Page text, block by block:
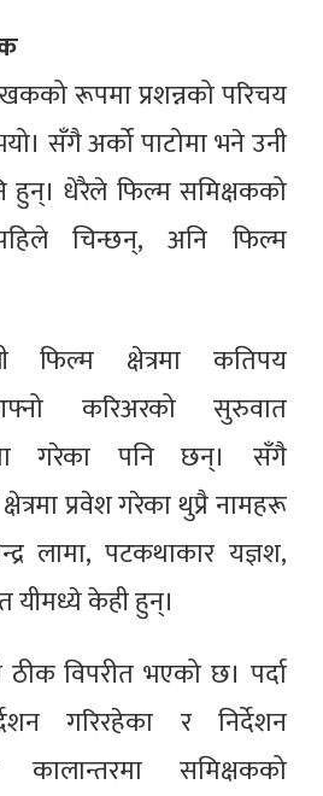
रूपमा प्रशन्नको परिचय
सँगै अर्को पाटोमा भने उनी
हुन्। धेरैले फिल्म समिक्षकको
चिन्छन्, अनि फिल्म
फिल्म क्षेत्रमा कतिपय
करिअरको सुरुवात
गरेका पनि छन्। सँगै
प्रवेश गरेका थुप्रै नामहरू
लामा, पटकथाकार यज्ञश,
केही हुन्।
विपरीत भएको छ। पर्दा
गरिरहेका र निर्देशन
समिक्षकको